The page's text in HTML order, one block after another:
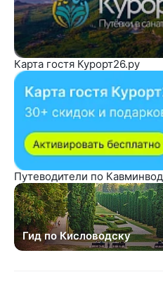
Карта гостя Курорт26.ру
Путеводители по
Гид по Кисловодску